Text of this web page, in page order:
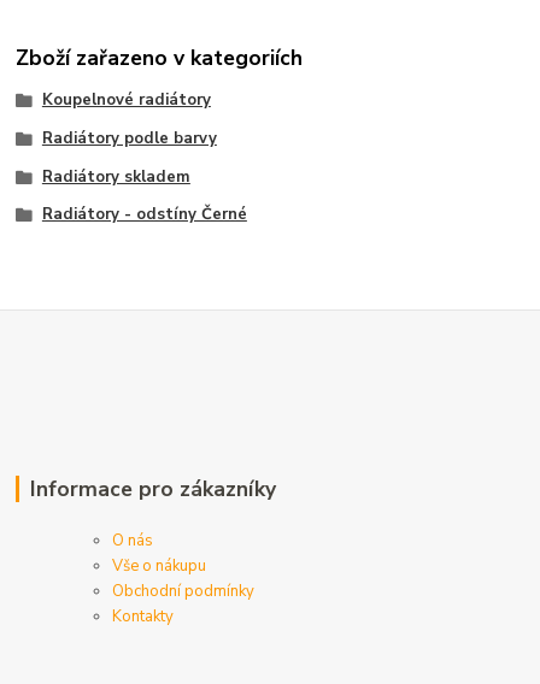
Zboží zařazeno v kategoriích
Koupelnové radiátory
Radiátory podle barvy
Radiátory skladem
Radiátory - odstíny Černé
Informace pro zákazníky
O nás
Vše o nákupu
Obchodní podmínky
Kontakty